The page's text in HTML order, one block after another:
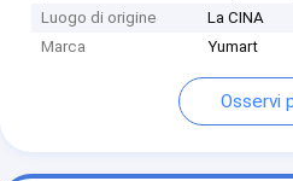
Luogo di origine
La CINA
Marca
Yumart
Osservi